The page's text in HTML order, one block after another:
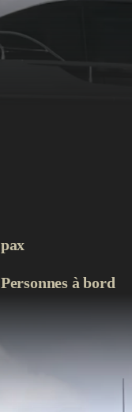
pax
Personnes à bord